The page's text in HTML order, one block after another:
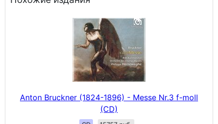
Anton Bruckner (1824-1896) - Messe Nr.3 f-moll
(CD)